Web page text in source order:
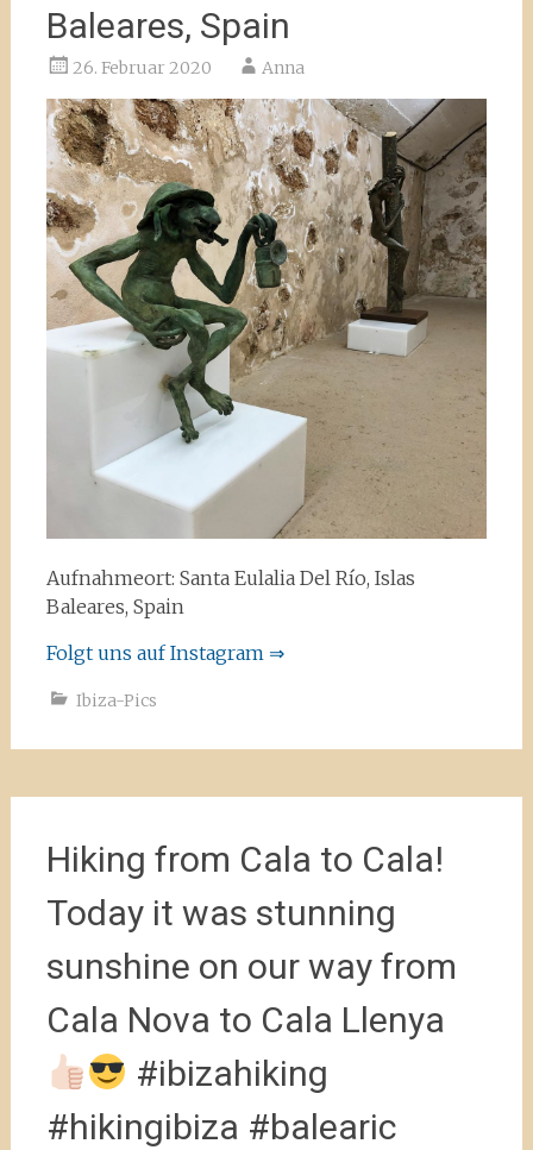
Baleares, Spain
26. Februar 2020 Anna
Aufnahmeort: Santa Eulalia Del Río, Islas
Baleares, Spain
Folgt uns auf Instagram ⇒
Ibiza-Pics
Hiking from Cala to Cala!
Today it was stunning
sunshine on our way from
Cala Nova to Cala Llenya
#ibizahiking
#hikingibiza #balearic